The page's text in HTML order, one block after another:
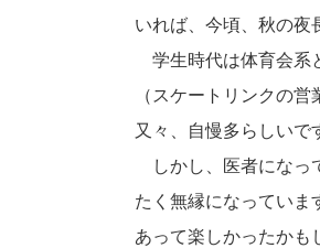
いれば、今頃、秋の夜
学生時代は体育会系
（スケートリンクの
又々、自慢多らしいで
しかし、医者になっ
たく無縁になっていま
あって楽しかったかも